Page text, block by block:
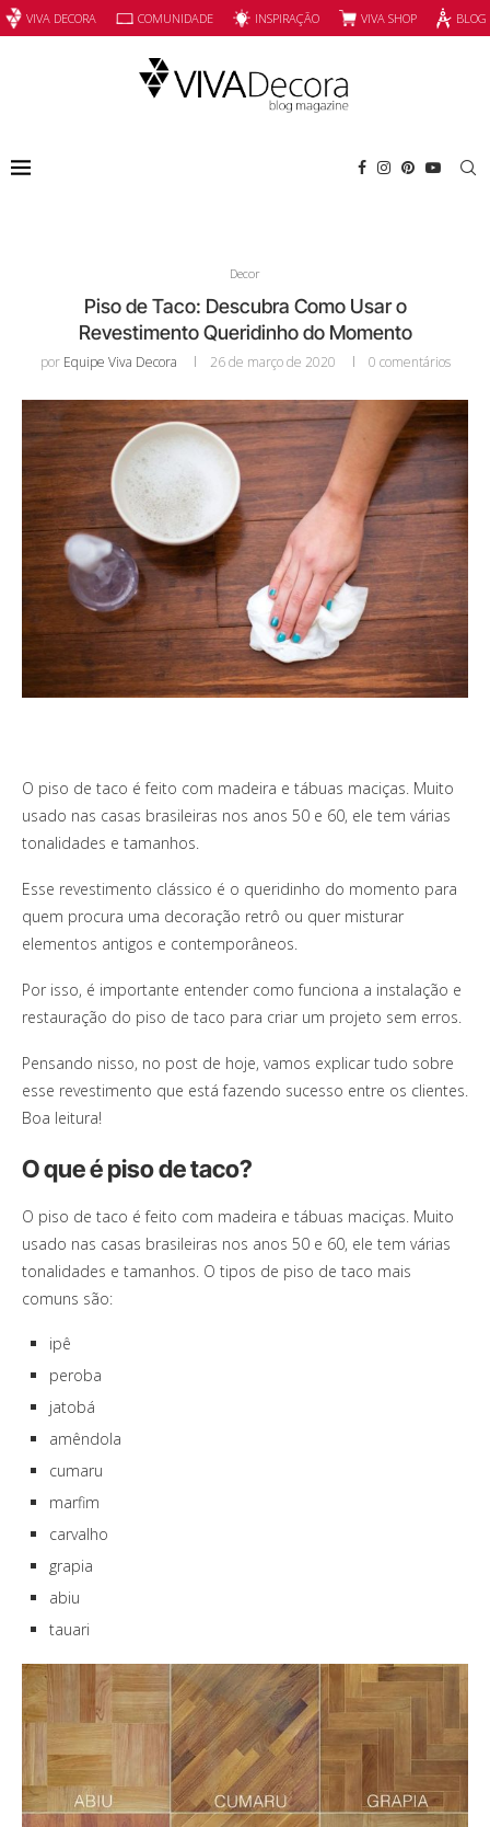
VIVA DECORA COMUNIDADE INSPIRAÇÃO VIVA SHOP
Decor
Piso de Taco: Descubra Como Usar o
Revestimento Queridinho do Momento
por Equipe Viva Decora 26 de março de 2020 0 comentários
O piso de taco é feito com madeira e tábuas maciças. Muito
usado nas casas brasileiras nos anos 50 e 60, ele tem várias
tonalidades e tamanhos.
Esse revestimento clássico é o queridinho do momento para
quem procura uma decoração retrô ou quer misturar
elementos antigos e contemporâneos.
Por isso, é importante entender como funciona a instalação e
restauração do piso de taco para criar um projeto sem erros.
Pensando nisso, no post de hoje, vamos explicar tudo sobre
esse revestimento que está fazendo sucesso entre os clientes.
Boa leitura!
O que é piso de taco?
O piso de taco é feito com madeira e tábuas maciças. Muito
usado nas casas brasileiras nos anos 50 e 60, ele tem várias
tonalidades e tamanhos. O tipos de piso de taco mais
comuns são:
ipê
peroba
jatobá
amêndola
cumaru
marfim
carvalho
grapia
abiu
tauari